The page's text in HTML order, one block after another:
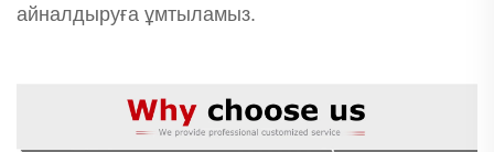
айналдыруға ұмтыламыз.